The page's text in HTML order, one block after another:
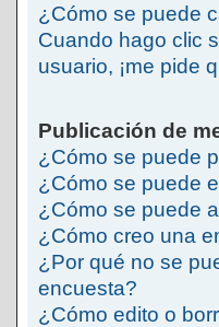
¿Cómo se puede
Cuando hago clic
usuario, ¡me pide
Publicación de
¿Cómo se puede
¿Cómo se puede
¿Cómo se puede
¿Cómo creo una
¿Por qué no se
encuesta?
¿Cómo edito o